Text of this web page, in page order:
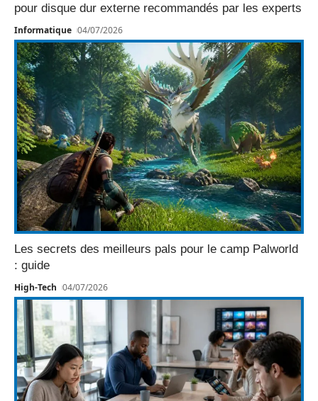
pour disque dur externe recommandés par les experts
Informatique 04/07/2026
Les secrets des meilleurs pals pour le camp Palworld
: guide
High-Tech 04/07/2026